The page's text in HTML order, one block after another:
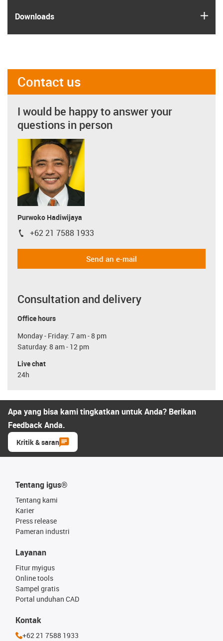
Downloads
Contact us
I would be happy to answer your
questions in person
Purwoko Hadiwijaya
igus-icon-phone
+62 21 7588 1933
Send an e-mail
Consultation and delivery
Office hours
Monday - Friday: 7 am - 8 pm
Saturday: 8 am - 12 pm
Live chat
24h
Apa yang bisa kami tingkatkan untuk Anda? Berikan
Feedback Anda.
Kritik & saran
Tentang igus®
Tentang kami
Karier
Press release
Pameran industri
Layanan
Fitur myigus
Online tools
Sampel gratis
Portal unduhan CAD
Kontak
+62 21 7588 1933